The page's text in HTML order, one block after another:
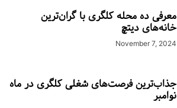
معرفی ده محله کلگری با گران‌ترین
خانه‌های دیتچ
November 7, 2024
جذاب‌ترین فرصت‌های شغلی کلگری در ماه
نوامبر